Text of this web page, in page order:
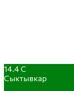
14.4C
Сыктывкар